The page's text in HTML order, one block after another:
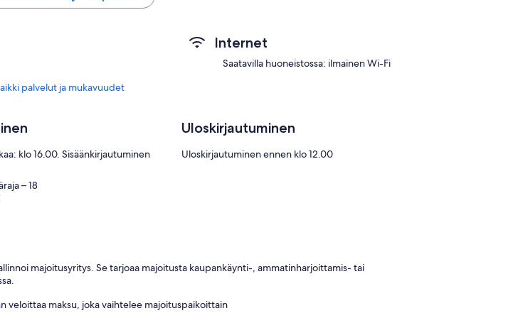
Internet
Saatavilla huoneistossa: ilmainen Wi-Fi
palvelut ja mukavuudet
klo 16.00. Sisäänkirjautuminen
– 18
Uloskirjautuminen
Uloskirjautuminen ennen klo 12.00
majoitusyritys. Se tarjoaa majoitusta kaupankäynti-, ammatinharjoittamis- tai
veloittaa maksu, joka vaihtelee majoituspaikoittain